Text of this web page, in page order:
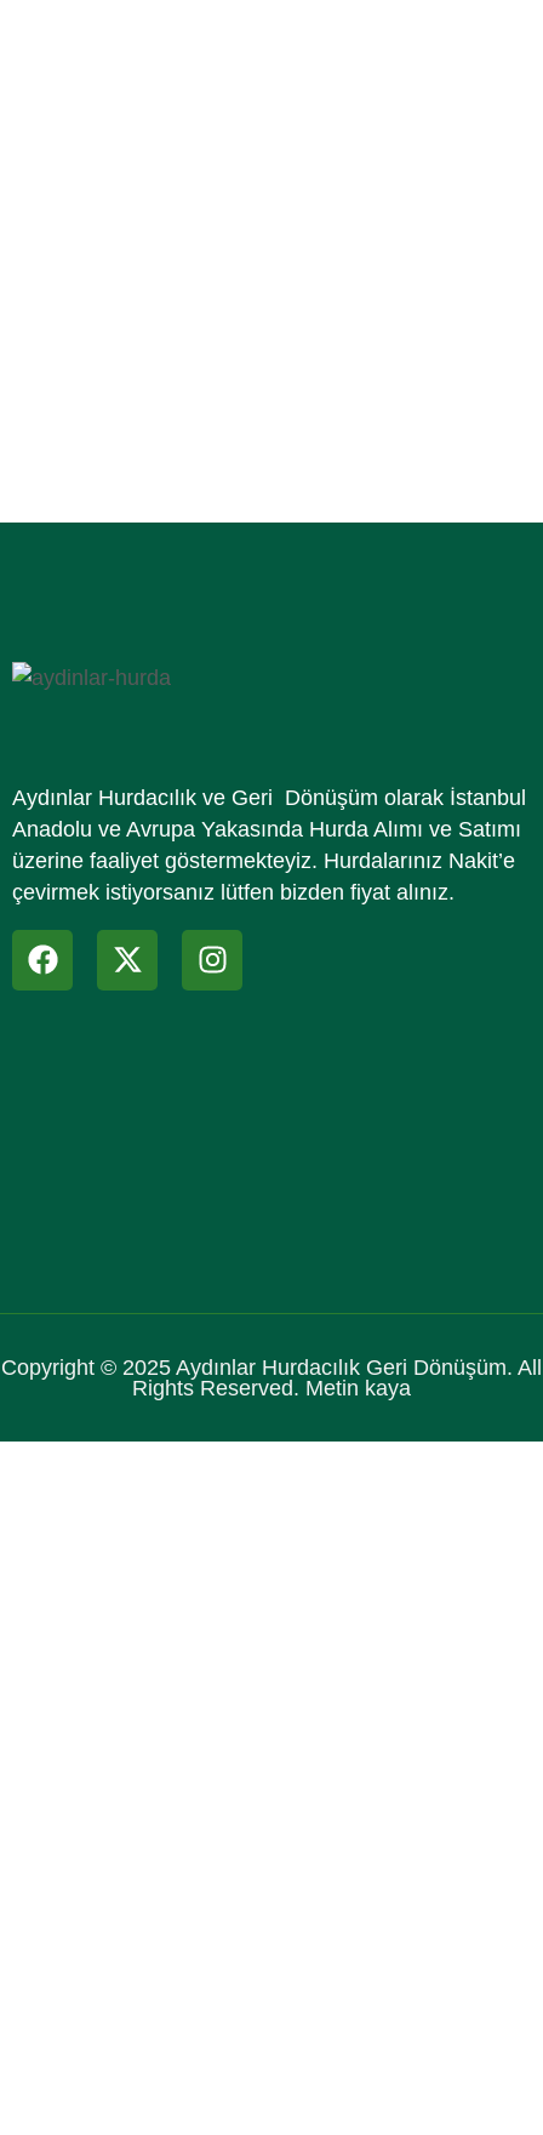
Aydınlar Hurdacılık ve Geri Dönüşüm olarak İstanbul
Anadolu ve Avrupa Yakasında Hurda Alımı ve Satımı
üzerine faaliyet göstermekteyiz. Hurdalarınız Nakit’e
çevirmek istiyorsanız lütfen bizden fiyat alınız.
Copyright © 2025 Aydınlar Hurdacılık Geri Dönüşüm. All
Rights Reserved. Metin kaya